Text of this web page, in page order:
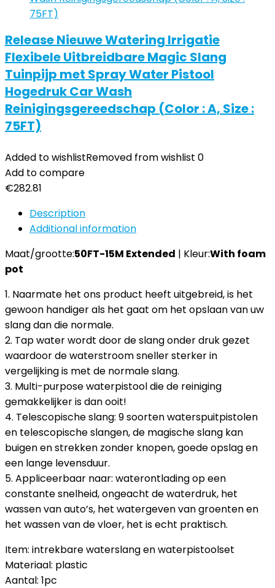
Release Nieuwe Watering Irrigatie
Flexibele Uitbreidbare Magic Slang
Tuinpijp met Spray Water Pistool
Hogedruk Car Wash
Reinigingsgereedschap (Color : A, Size :
75FT)
Added to wishlistRemoved from wishlist 0
Add to compare
€282.81
Description
Additional information
Maat/grootte:50FT-15M Extended | Kleur:With foam
pot
1. Naarmate het ons product heeft uitgebreid, is het
gewoon handiger als het gaat om het opslaan van uw
slang dan die normale.
2. Tap water wordt door de slang onder druk gezet
waardoor de waterstroom sneller sterker in
vergelijking is met de normale slang.
3. Multi-purpose waterpistool die de reiniging
gemakkelijker is dan ooit!
4. Telescopische slang: 9 soorten waterspuitpistolen
en telescopische slangen, de magische slang kan
buigen en strekken zonder knopen, goede opslag en
een lange levensduur.
5. Appliceerbaar naar: waterontlading op een
constante snelheid, ongeacht de waterdruk, het
wassen van auto’s, het watergeven van groenten en
het wassen van de vloer, het is echt praktisch.
Item: intrekbare waterslang en waterpistoolset
Materiaal: plastic
Aantal: 1pc